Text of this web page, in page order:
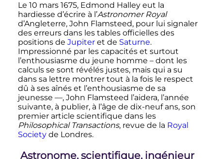
Le 10 mars 1675, Edmond Halley eut la
hardiesse d’écrire à l’Astronomer Royal
d’Angleterre, John Flamsteed, pour lui signaler
des erreurs dans les tables officielles des
positions de Jupiteret de Saturne.
Impressionné par les capacités et surtout
l’enthousiasme du jeune homme – dont les
calculs se sont révélés justes, mais qui a su
dans sa lettre montrer tout à la fois le respect
dû à ses aînés et l’enthousiasme de sa
jeunesse —, John Flamsteed l’aidera, l’année
suivante, à publier, à l’âge de dix-neuf ans, son
premier article scientifique dans les
Philosophical Transactions, revue de la Royal
Societyde Londres.
Astronome, scientifique, ingénieur